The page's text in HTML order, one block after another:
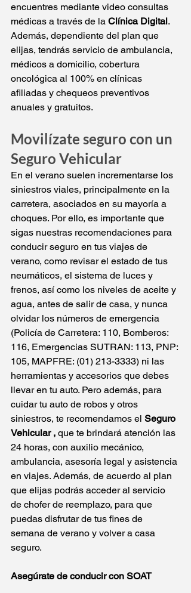
encuentres mediante video consultas
médicas a través de la Clínica Digital.
Además, dependiente del plan que
elijas, tendrás servicio de ambulancia,
médicos a domicilio, cobertura
oncológica al 100% en clínicas
afiliadas y chequeos preventivos
anuales y gratuitos.
Movilízate seguro con un
Seguro Vehicular
En el verano suelen incrementarse los
siniestros viales, principalmente en la
carretera, asociados en su mayoría a
choques. Por ello, es importante que
sigas nuestras recomendaciones para
conducir seguro en tus viajes de
verano, como revisar el estado de tus
neumáticos, el sistema de luces y
frenos, así como los niveles de aceite y
agua, antes de salir de casa, y nunca
olvidar los números de emergencia
(Policía de Carretera: 110, Bomberos:
116, Emergencias SUTRAN: 113, PNP:
105, MAPFRE: (01) 213-3333) ni las
herramientas y accesorios que debes
llevar en tu auto. Pero además, para
cuidar tu auto de robos y otros
siniestros, te recomendamos el Seguro
Vehicular , que te brindará atención las
24 horas, con auxilio mecánico,
ambulancia, asesoría legal y asistencia
en viajes. Además, de acuerdo al plan
que elijas podrás acceder al servicio
de chofer de reemplazo, para que
puedas disfrutar de tus fines de
semana de verano y volver a casa
seguro.
Asegúrate de conducir con SOAT